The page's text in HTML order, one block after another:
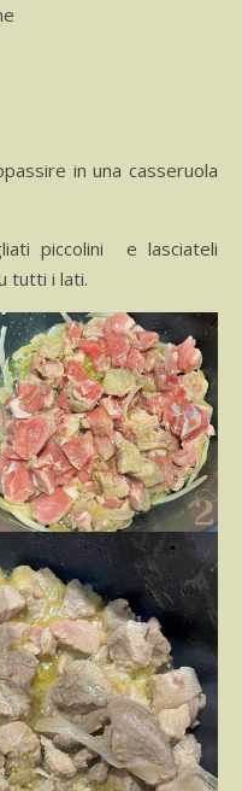
in una casseruola
piccolini e lasciateli
tutti i lati.